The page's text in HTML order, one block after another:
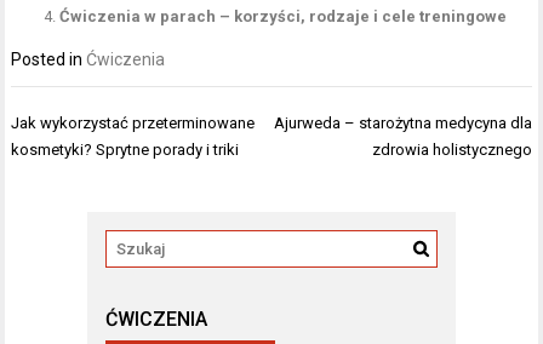
Ćwiczenia w parach – korzyści, rodzaje i cele treningowe
Posted in Ćwiczenia
Nawigacja
wpisu
Jak wykorzystać przeterminowane
kosmetyki? Sprytne porady i triki
Ajurweda – starożytna medycyna dla
zdrowia holistycznego
ĆWICZENIA